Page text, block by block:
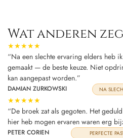
Wat anderen
★★★★★
“Na een slechte ervaring elders heb
gemaakt — de beste keuze. Niet
kan aangepast worden.”
DAMIAN ZURKOWSKI NA
★★★★★
“De broek zat als gegoten. Het
hier heb mogen ervaren waren erg
PETER CORIEN PERFECTE